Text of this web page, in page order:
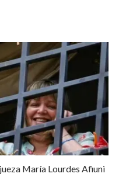
María Lourdes Afiuni